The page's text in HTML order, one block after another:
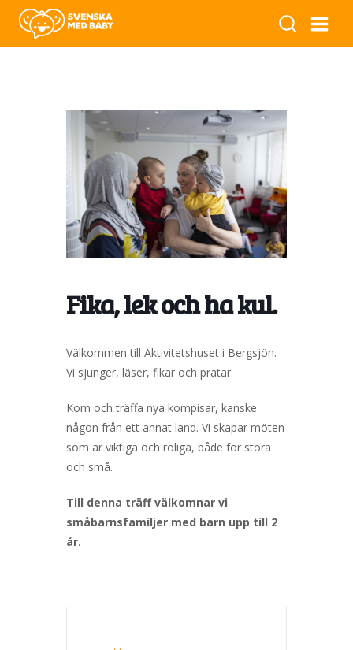
Fika, lek och ha kul.
Välkommen till Aktivitetshuset i Bergsjön.
Vi sjunger, läser, fikar och pratar.
Kom och träffa nya kompisar, kanske
någon från ett annat land. Vi skapar möten
som är viktiga och roliga, både för stora
och små.
Till denna träff välkomnar vi
småbarnsfamiljer med barn upp till 2
år.